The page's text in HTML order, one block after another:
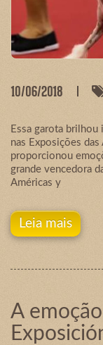
10/06/2018
Essa garota
nas Exposições
proporcionou
grande vencedora
Américas y
Leia mais
A